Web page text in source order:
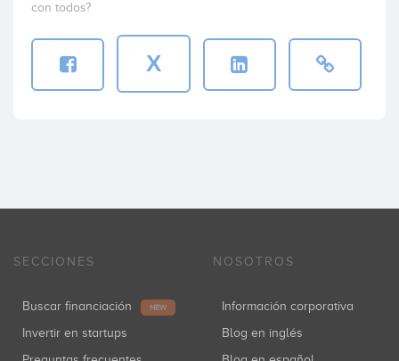
con todos?
X
SECCIONES
Buscar financiación NEW
Invertir en startups
NOSOTROS
Información corporativa
Blog en inglés